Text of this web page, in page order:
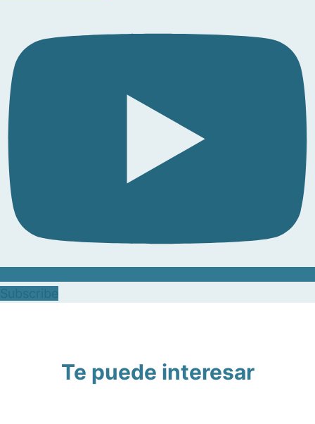
Te puede interesar